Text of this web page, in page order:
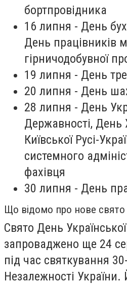
бортпровідника
16 липня - День
День працівників
гірничодобувної
19 липня - День
20 липня - День
28 липня - День
Державності,
Київської Русі-
системного
фахівця
30 липня - День
Що відомо про нове свято
Свято День
запроваджено ще 24
під час святкування 30-
Незалежності